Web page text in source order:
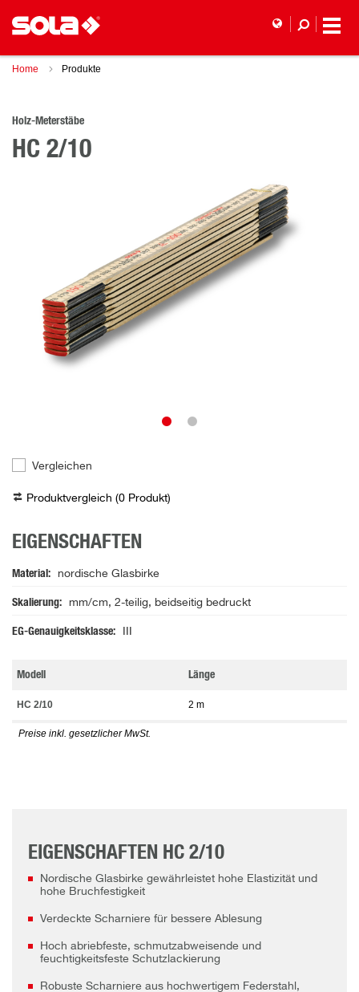
Home Produkte
Holz-Meterstäbe
HC 2/10
Vergleichen
Produktvergleich (0 Produkt)
EIGENSCHAFTEN
Material nordische Glasbirke
Skalierung mm/cm, 2-teilig, beidseitig bedruckt
EG-Genauigkeitsklasse
Modell Länge
HC 2/10 2 m
Preise inkl. gesetzlicher MwSt.
EIGENSCHAFTEN HC 2/10
Nordische Glasbirke gewährleistet hohe Elastizität und
hohe Bruchfestigkeit
Verdeckte Scharniere für bessere Ablesung
Hoch abriebfeste, schmutzabweisende und
feuchtigkeitsfeste Schutzlackierung
Robuste Scharniere aus hochwertigem Federstahl,